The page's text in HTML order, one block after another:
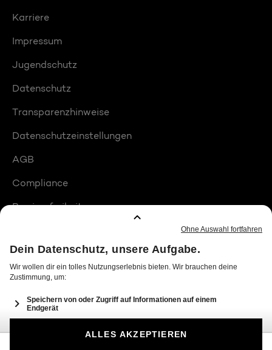
Karriere
Impressum
Jugendschutz
Datenschutz
Transparenzhinweise
Datenschutzeinstellungen
AGB
Compliance
Barrierefreiheit